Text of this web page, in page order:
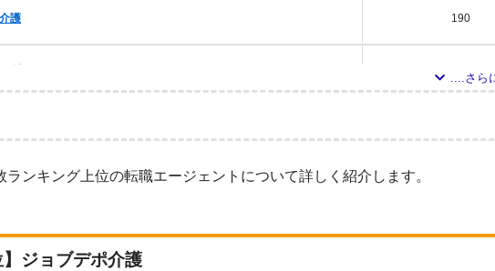
護 190
117
ロー
『有料職業紹介事業許可』を取得している」「介護職の職業紹介専門」の条件を満たす企業23社を対象としました。
ランキング上位の転職エージェントについて詳しく紹介します。
】ジョブデポ介護